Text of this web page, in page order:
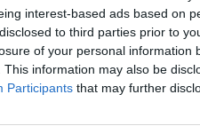
interest-based ads based on
to third parties prior to
of your personal information
This information may also be
Participants that may further
se ha acogido el equipo de
del Ayuntamiento
pago del salario que no han
el esfuerzo que estamos